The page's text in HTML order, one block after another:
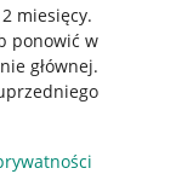
miesięcy.
ponowić w
głównej.